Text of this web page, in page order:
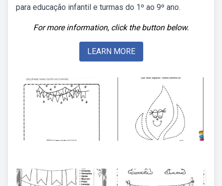
para educação infantil e turmas do 1º ao 9º ano.
For more information, click the button below.
LEARN MORE